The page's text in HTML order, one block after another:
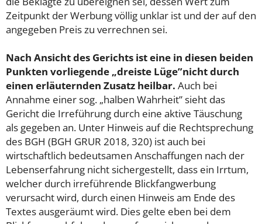
Zeitpunkt der Werbung völlig unklar ist und der auf den
angegeben Preis zu verrechnen sei.
Nach Ansicht des Gerichts ist eine in diesen beiden
Punkten vorliegende „dreiste Lüge”nicht durch
einen erläuternden Zusatz heilbar. Auch bei
Annahme einer sog. „halben Wahrheit” sieht das
Gericht die Irreführung durch eine aktive Täuschung
als gegeben an. Unter Hinweis auf die Rechtsprechung
des BGH (BGH GRUR 2018, 320) ist auch bei
wirtschaftlich bedeutsamen Anschaffungen nach der
Lebenserfahrung nicht sichergestellt, dass ein Irrtum,
welcher durch irreführende Blickfangwerbung
verursacht wird, durch einen Hinweis am Ende des
Textes ausgeräumt wird. Dies gelte eben bei dem